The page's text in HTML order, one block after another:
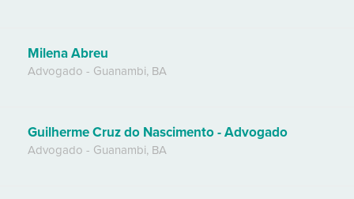
Milena Abreu
Advogado - Guanambi, BA
Guilherme Cruz do Nascimento - Advogado
Advogado - Guanambi, BA